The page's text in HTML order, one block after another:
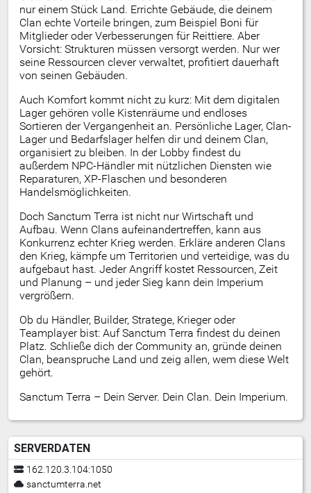
nur einem Stück Land. Errichte Gebäude, die deinem
Clan echte Vorteile bringen, zum Beispiel Boni für
Mitglieder oder Verbesserungen für Reittiere. Aber
Vorsicht: Strukturen müssen versorgt werden. Nur wer
seine Ressourcen clever verwaltet, profitiert dauerhaft
von seinen Gebäuden.
Auch Komfort kommt nicht zu kurz: Mit dem digitalen
Lager gehören volle Kistenräume und endloses
Sortieren der Vergangenheit an. Persönliche Lager, Clan-
Lager und Bedarfslager helfen dir und deinem Clan,
organisiert zu bleiben. In der Lobby findest du
außerdem NPC-Händler mit nützlichen Diensten wie
Reparaturen, XP-Flaschen und besonderen
Handelsmöglichkeiten.
Doch Sanctum Terra ist nicht nur Wirtschaft und
Aufbau. Wenn Clans aufeinandertreffen, kann aus
Konkurrenz echter Krieg werden. Erkläre anderen Clans
den Krieg, kämpfe um Territorien und verteidige, was du
aufgebaut hast. Jeder Angriff kostet Ressourcen, Zeit
und Planung – und jeder Sieg kann dein Imperium
vergrößern.
Ob du Händler, Builder, Stratege, Krieger oder
Teamplayer bist: Auf Sanctum Terra findest du deinen
Platz. Schließe dich der Community an, gründe deinen
Clan, beanspruche Land und zeig allen, wem diese Welt
gehört.
Sanctum Terra – Dein Server. Dein Clan. Dein Imperium.
SERVERDATEN
162.120.3.104:1050
sanctumterra.net